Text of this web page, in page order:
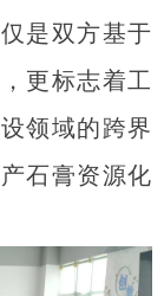
是双方基于
更标志着工
领域的跨界
石膏资源化